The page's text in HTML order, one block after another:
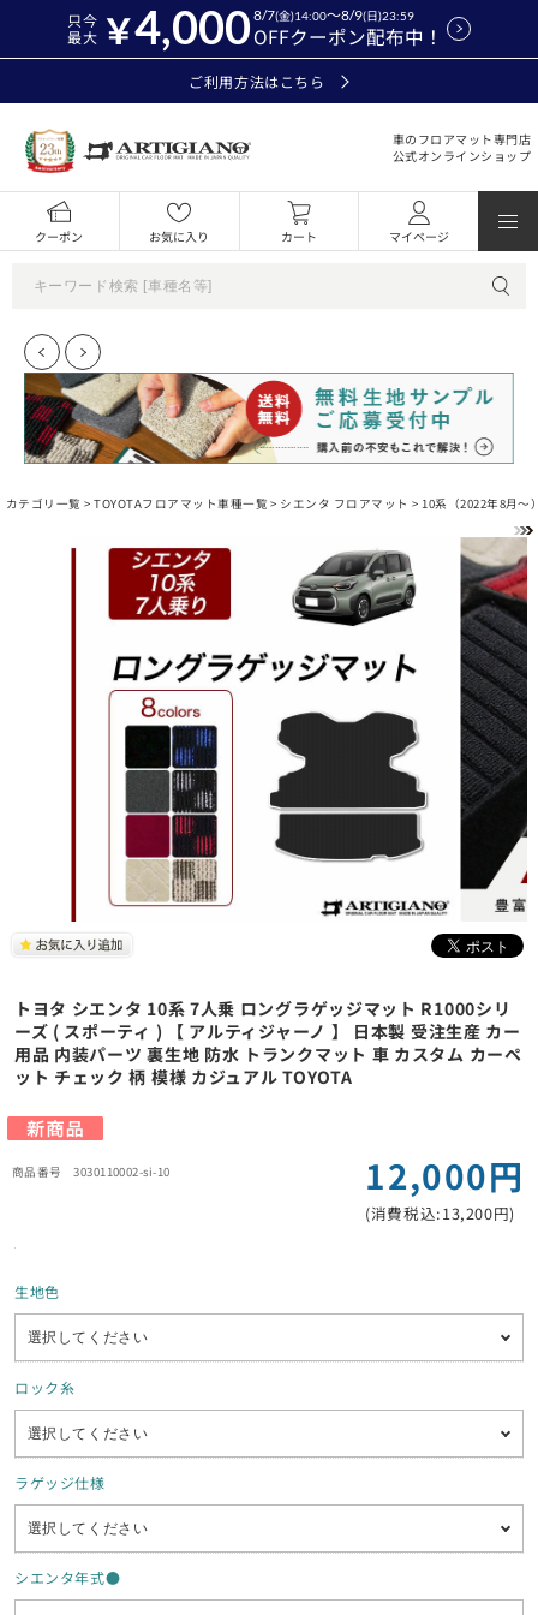
只今
最大
4,000OFFクーポン配布中！
8/7(金)14:00～8/9(日)23:59
ご利用方法はこちら
車のフロアマット専門店
公式オンラインショップ
クーポン お気に入り カート マイページ
カテゴリ一覧 >TOYOTAフロアマット車種一覧 > シエンタ フロアマット > 10系（2022年8月～
トヨタ シエンタ 10系 7人乗 ロングラゲッジマット R1000シリ
ーズ ( スポーティ ) 【 アルティジャーノ 】 日本製 受注生産 カー
用品 内装パーツ 裏生地 防水 トランクマット 車 カスタム カーペ
ット チェック 柄 模様 カジュアル TOYOTA
3030110002-si-10 12,000円
(消費税込:13,200円)
生地色
ロック糸
ラゲッジ仕様
シエンタ年式●